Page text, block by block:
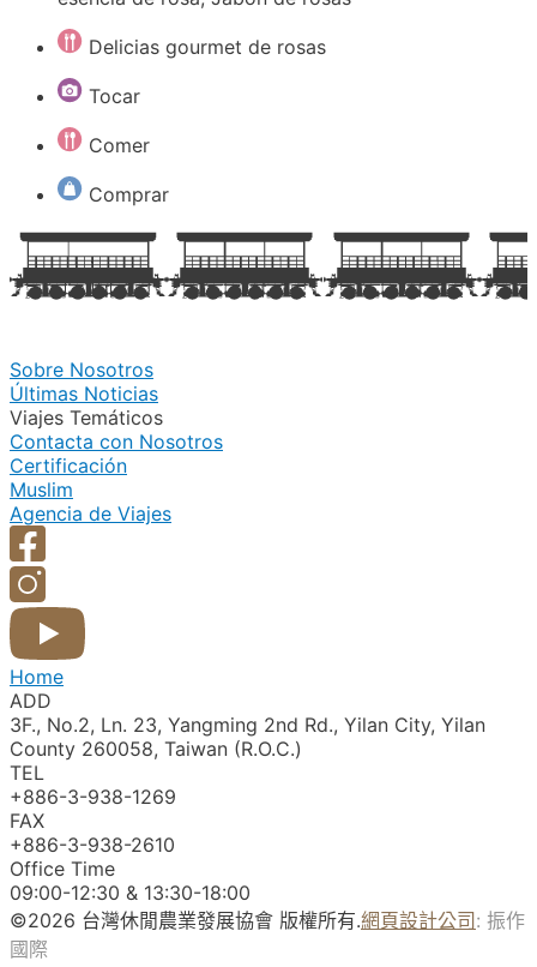
Delicias gourmet de rosas
Tocar
Comer
Comprar
Sobre Nosotros
Últimas Noticias
Viajes Temáticos
Contacta con Nosotros
Certificación
Muslim
Agencia de Viajes
Home
ADD
3F., No.2, Ln. 23, Yangming 2nd Rd., Yilan City, Yilan
County 260058, Taiwan (R.O.C.)
TEL
+886-3-938-1269​
FAX
+886-3-938-2610
Office Time
09:00-12:30 & 13:30-18:00
©2026 台灣休閒農業發展協會 版權所有.網頁設計公司 : 振作
國際